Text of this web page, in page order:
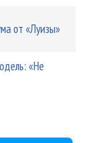
от «Луизы»
«Не